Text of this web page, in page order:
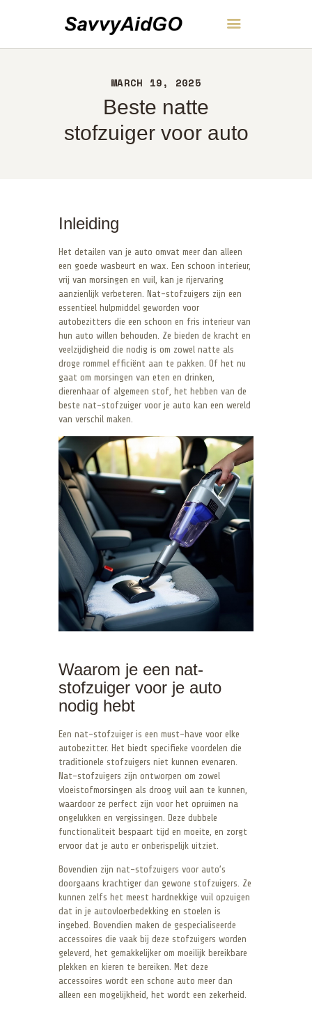
MARCH 19, 2025
Beste natte
stofzuiger voor auto
SavvyAidGO
CONTACT
Inleiding
Het detailen van je auto omvat meer dan alleen
een goede wasbeurt en wax. Een schoon interieur,
vrij van morsingen en vuil, kan je rijervaring
aanzienlijk verbeteren. Nat-stofzuigers zijn een
essentieel hulpmiddel geworden voor
autobezitters die een schoon en fris interieur van
hun auto willen behouden. Ze bieden de kracht en
veelzijdigheid die nodig is om zowel natte als
droge rommel efficiënt aan te pakken. Of het nu
gaat om morsingen van eten en drinken,
dierenhaar of algemeen stof, het hebben van de
beste nat-stofzuiger voor je auto kan een wereld
van verschil maken.
Waarom je een nat-
stofzuiger voor je auto
nodig hebt
Een nat-stofzuiger is een must-have voor elke
autobezitter. Het biedt specifieke voordelen die
traditionele stofzuigers niet kunnen evenaren.
Nat-stofzuigers zijn ontworpen om zowel
vloeistofmorsingen als droog vuil aan te kunnen,
waardoor ze perfect zijn voor het opruimen na
ongelukken en vergissingen. Deze dubbele
functionaliteit bespaart tijd en moeite, en zorgt
ervoor dat je auto er onberispelijk uitziet.
Bovendien zijn nat-stofzuigers voor auto’s
doorgaans krachtiger dan gewone stofzuigers. Ze
kunnen zelfs het meest hardnekkige vuil opzuigen
dat in je autovloerbedekking en stoelen is
ingebed. Bovendien maken de gespecialiseerde
accessoires die vaak bij deze stofzuigers worden
geleverd, het gemakkelijker om moeilijk bereikbare
plekken en kieren te bereiken. Met deze
accessoires wordt een schone auto meer dan
alleen een mogelijkheid, het wordt een zekerheid.